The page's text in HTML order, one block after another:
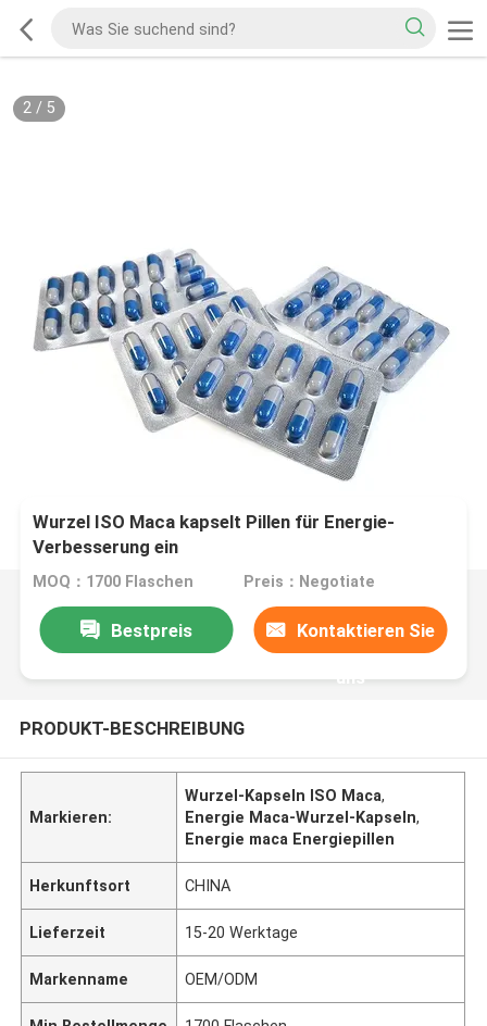
2/ 5
Wurzel ISO Maca kapselt Pillen für Energie-
Verbesserung ein
MOQ：1700 Flaschen Preis：Negotiate
Bestpreis Kontaktieren Sie
uns
PRODUKT-BESCHREIBUNG
Markieren:
Wurzel-Kapseln ISO Maca,
Energie Maca-Wurzel-Kapseln,
Energie maca Energiepillen
Herkunftsort CHINA
Lieferzeit 15-20 Werktage
Markenname OEM/ODM